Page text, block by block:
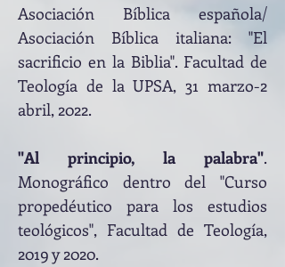
Asociación Bíblica española/
Asociación Bíblica italiana: "El
sacrificio en la Biblia". Facultad de
Teología de la UPSA, 31 marzo-2
abril, 2022.
"Al principio, la palabra".
Monográfico dentro del "Curso
propedéutico para los estudios
teológicos", Facultad de Teología,
2019 y 2020.